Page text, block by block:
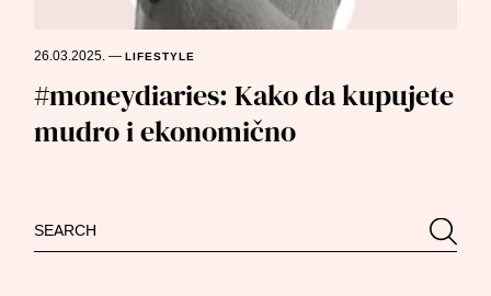
26.03.2025.—LIFESTYLE
#moneydiaries: Kako da kupujete
mudro i ekonomično
Search
for: